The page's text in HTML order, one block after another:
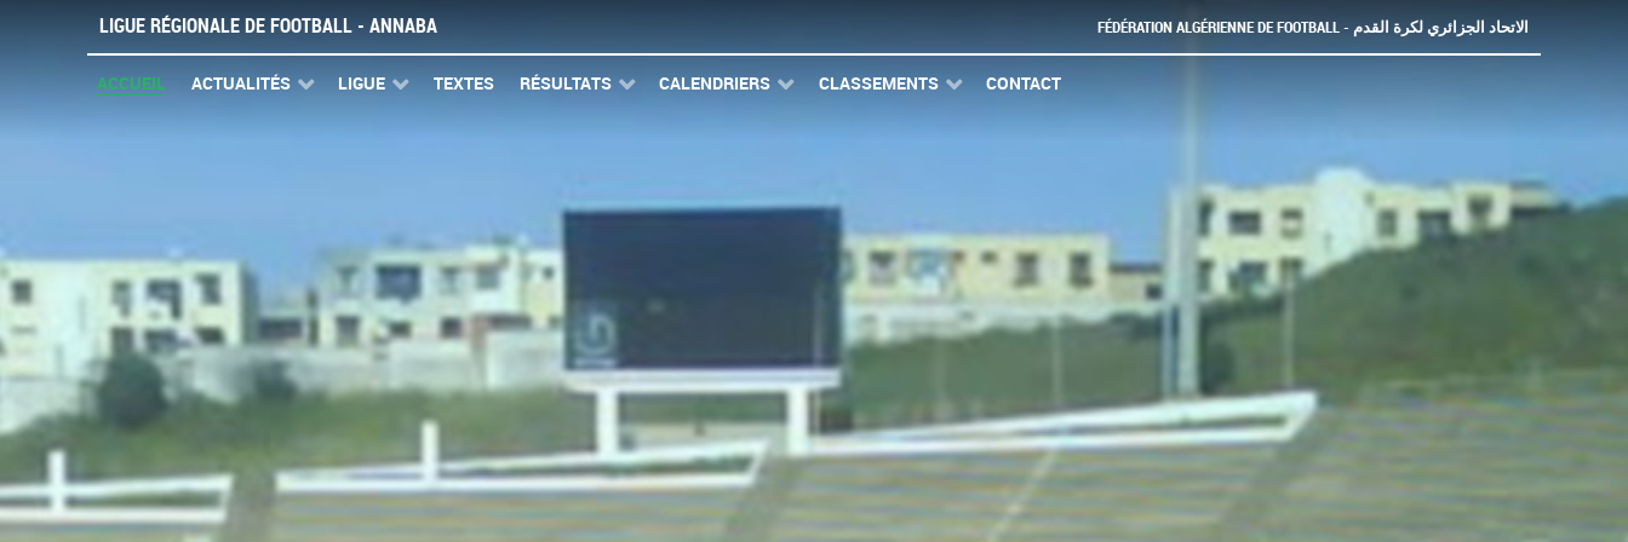
LIGUE RÉGIONALE DE FOOTBALL - ANNABA FÉDÉRATION ALGÉRIENNE DE FOOTBALL - الاتحاد الجزائري لكرة القدم
ACCUEIL ACTUALITÉS LIGUE TEXTES RÉSULTATS CALENDRIERS CLASSEMENTS CONTACT